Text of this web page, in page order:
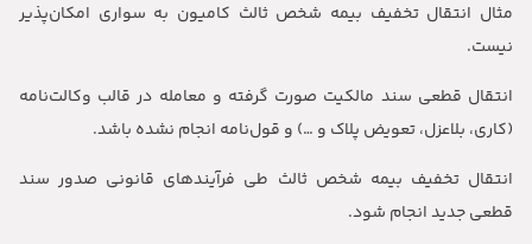
مثال انتقال تخفیف بیمه شخص ثالث کامیون به سواری امکان‌پذیر
نیست.
انتقال قطعی سند مالکیت صورت گرفته و معامله در قالب وکالت‌نامه
(کاری، بلاعزل، تعویض پلاک و …) و قول‌نامه انجام نشده باشد.
انتقال تخفیف بیمه شخص ثالث طی فرآیندهای قانونی صدور سند
قطعی جدید انجام شود.